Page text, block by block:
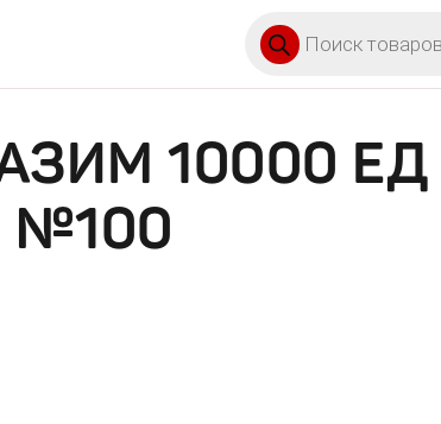
10000 ЕД
№100